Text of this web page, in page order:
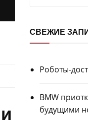
СВЕЖИЕ
Роботы-
BMW
будущими